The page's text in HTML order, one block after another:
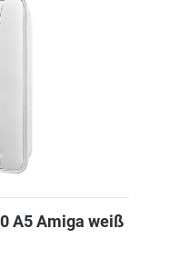
A5 Amiga weiß